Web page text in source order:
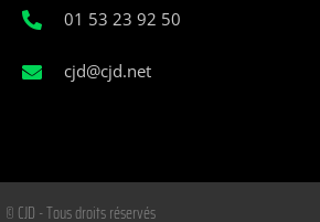
01 53 23 92 50
cjd@cjd.net
© CJD - Tous droits réservés